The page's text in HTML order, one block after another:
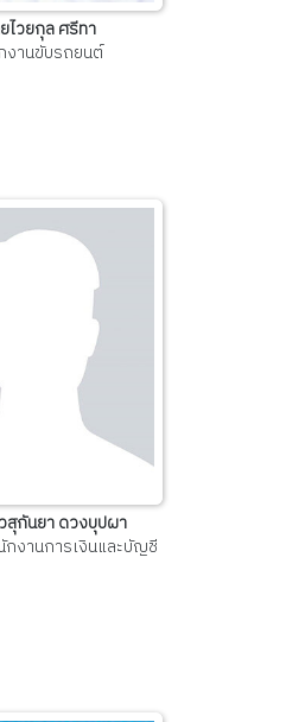
ไวยกุล ศรีทา
งานขับรถยนต์
สุกันยา ดวงบุปผา
งานการเงินและบัญชี